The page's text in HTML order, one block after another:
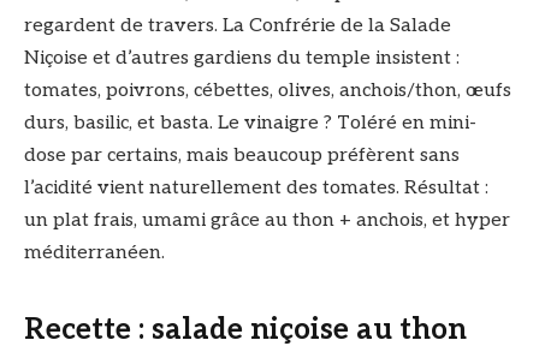
regardent de travers. La Confrérie de la Salade
Niçoise et d’autres gardiens du temple insistent :
tomates, poivrons, cébettes, olives, anchois/thon, œufs
durs, basilic, et basta. Le vinaigre ? Toléré en mini-
dose par certains, mais beaucoup préfèrent sans
l’acidité vient naturellement des tomates. Résultat :
un plat frais, umami grâce au thon + anchois, et hyper
méditerranéen.
Recette : salade niçoise au thon